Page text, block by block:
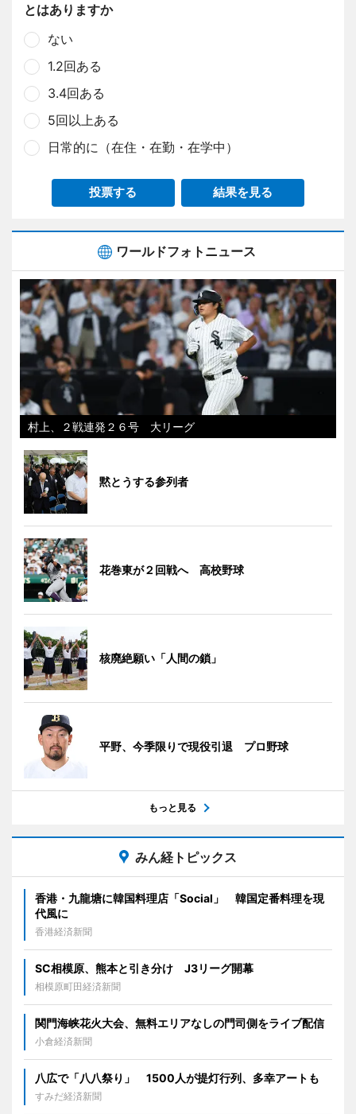
とはありますか
ない
1.2回ある
3.4回ある
5回以上ある
日常的に（在住・在勤・在学中）
投票する 結果を見る
ワールドフォトニュース
村上、２戦連発２６号 大リーグ
黙とうする参列者
花巻東が２回戦へ 高校野球
核廃絶願い「人間の鎖」
平野、今季限りで現役引退 プロ野球
もっと見る
みん経トピックス
香港・九龍塘に韓国料理店「Social」 韓国定番料理を現
代風に
香港経済新聞
SC相模原、熊本と引き分け J3リーグ開幕
相模原町田経済新聞
関門海峡花火大会、無料エリアなしの門司側をライブ配信
小倉経済新聞
八広で「八八祭り」 1500人が提灯行列、多幸アートも
すみだ経済新聞